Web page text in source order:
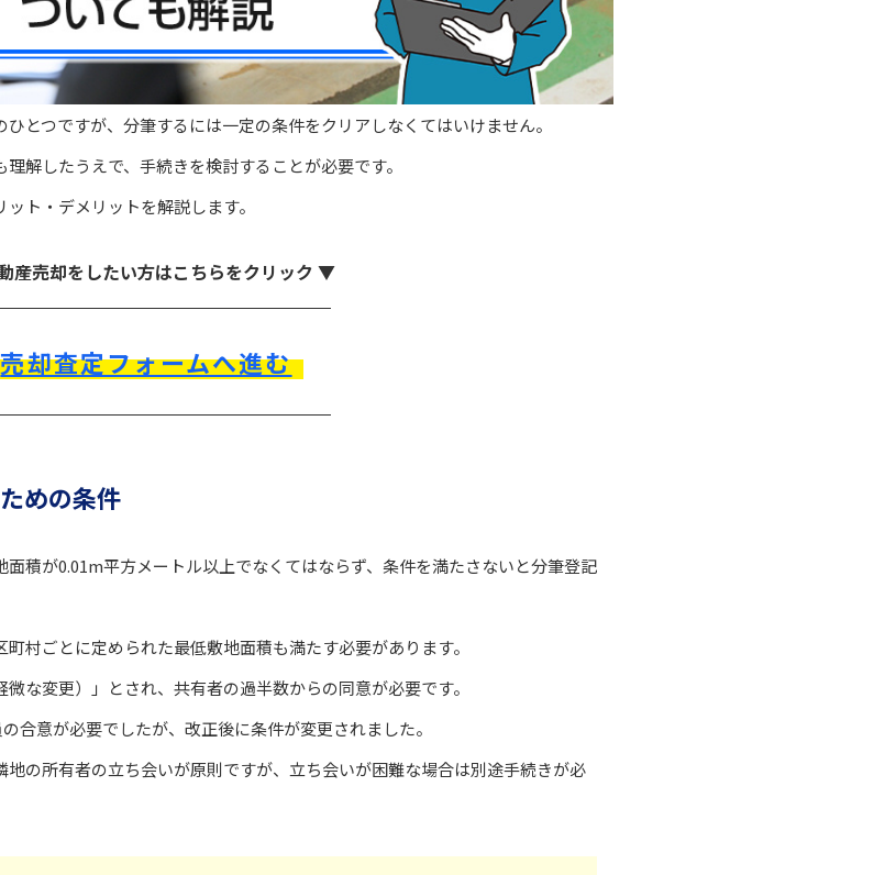
とつですが、分筆するには一定の条件をクリアしなくてはいけません。
解したうえで、手続きを検討することが必要です。
ト・デメリットを解説します。
産売却をしたい方はこちらをクリック ▼
売却査定フォームへ進む
めの条件
積が0.01m平方メートル以上でなくてはならず、条件を満たさないと分筆登記
村ごとに定められた最低敷地面積も満たす必要があります。
な変更）」とされ、共有者の過半数からの同意が必要です。
合意が必要でしたが、改正後に条件が変更されました。
の所有者の立ち会いが原則ですが、立ち会いが困難な場合は別途手続きが必